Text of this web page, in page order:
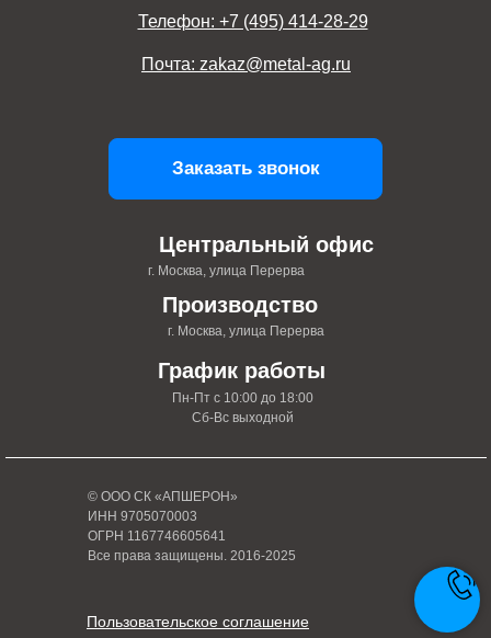
© ООО СК «АПШЕРОН»
ИНН 9705070003
ОГРН 1167746605641
Все права защищены. 2016-2025
Пользовательское соглашение
Центральный офис
г. Москва, улица Перерва
График работы
Пн-Пт с 10:00 до 18:00
Сб-Вс выходной
Производство
г. Москва, улица Перерва
Телефон: +7 (495) 414-28-29
Почта: zakaz@metal-ag.ru
Заказать звонок